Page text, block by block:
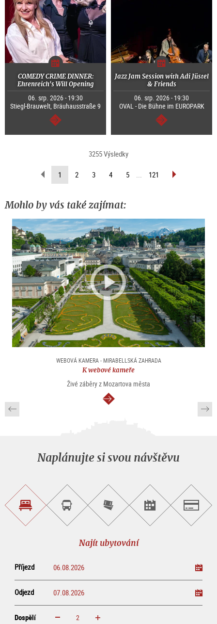
COMEDY CRIME DINNER:
Ehrenreich's Will Opening
06. srp. 2026 - 19:30
Stiegl-Brauwelt, Bräuhausstraße 9
continue
Jazz Jam Session with Adi Jüstel
& Friends
06. srp. 2026 - 19:30
OVAL - Die Bühne im EUROPARK
continue
3255 Výsledky
scroll
back
1 (current
page)
2 3 4 5 ... 121 scroll
Mohlo by vás také zajímat:
WEBOVÁ KAMERA - MIRABELLSKÁ ZAHRADA
K webové kameře
Živé záběry z Mozartova města
continue
Naplánujte si svou návštěvu
Najít
ubytování
Objednat
okružní
Zakoupit
vstupenky
on-
Najít
pořad/akci
Najít ubytování
Příjezd
Odjezd
Dospělí increase reduce